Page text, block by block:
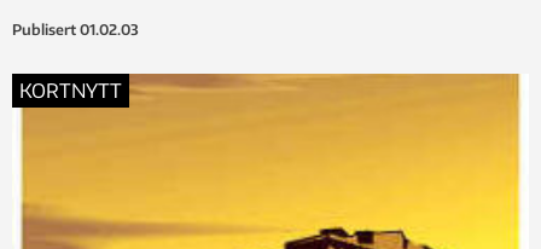
Publisert 01.02.03
KORTNYTT